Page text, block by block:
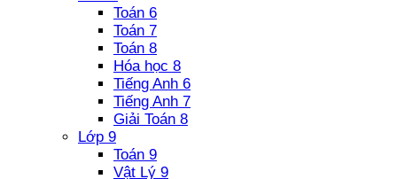
Toán 6
Toán 7
Toán 8
Hóa học 8
Tiếng Anh 6
Tiếng Anh 7
Giải Toán 8
Lớp 9
Toán 9
Vật Lý 9